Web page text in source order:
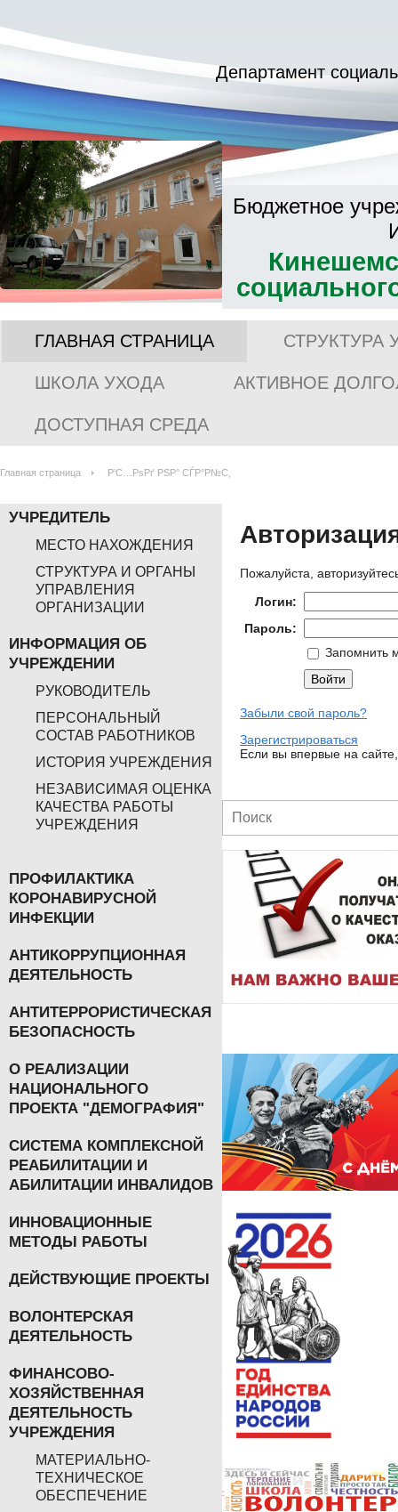
Департамент
Бюджетное
ГЛАВНАЯ СТРАНИЦА СТРУКТУРА
ШКОЛА УХОДА АКТИВНОЕ
ДОСТУПНАЯ СРЕДА
Главная страница Р’С…РѕРґ РЅР° СЃР°Р№С‚
УЧРЕДИТЕЛЬ
МЕСТО НАХОЖДЕНИЯ
СТРУКТУРА И ОРГАНЫ
УПРАВЛЕНИЯ
ОРГАНИЗАЦИИ
ИНФОРМАЦИЯ ОБ
УЧРЕЖДЕНИИ
РУКОВОДИТЕЛЬ
ПЕРСОНАЛЬНЫЙ
СОСТАВ РАБОТНИКОВ
ИСТОРИЯ УЧРЕЖДЕНИЯ
НЕЗАВИСИМАЯ ОЦЕНКА
КАЧЕСТВА РАБОТЫ
УЧРЕЖДЕНИЯ
ПРОФИЛАКТИКА
КОРОНАВИРУСНОЙ
ИНФЕКЦИИ
АНТИКОРРУПЦИОННАЯ
ДЕЯТЕЛЬНОСТЬ
АНТИТЕРРОРИСТИЧЕСКАЯ
БЕЗОПАСНОСТЬ
О РЕАЛИЗАЦИИ
НАЦИОНАЛЬНОГО
ПРОЕКТА "ДЕМОГРАФИЯ"
СИСТЕМА КОМПЛЕКСНОЙ
РЕАБИЛИТАЦИИ И
АБИЛИТАЦИИ ИНВАЛИДОВ
ИННОВАЦИОННЫЕ
МЕТОДЫ РАБОТЫ
ДЕЙСТВУЮЩИЕ ПРОЕКТЫ
ВОЛОНТЕРСКАЯ
ДЕЯТЕЛЬНОСТЬ
ФИНАНСОВО-
ХОЗЯЙСТВЕННАЯ
ДЕЯТЕЛЬНОСТЬ
УЧРЕЖДЕНИЯ
МАТЕРИАЛЬНО-
ТЕХНИЧЕСКОЕ
ОБЕСПЕЧЕНИЕ
Пожалуйста,
Логин:
Пароль:
Запомнить
Забыли свой пароль?
Зарегистрироваться
Если вы впервые на